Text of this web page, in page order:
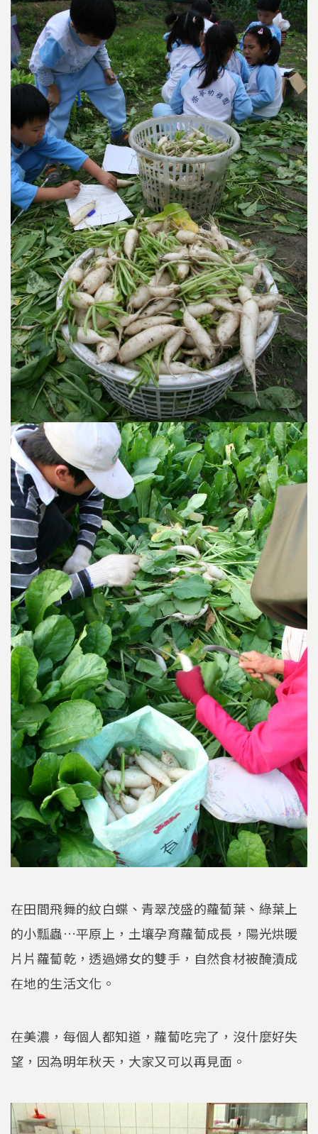
在田間飛舞的紋白蝶、青翠茂盛的蘿蔔葉、綠葉上
的小瓢蟲…平原上，土壤孕育蘿蔔成長，陽光烘暖
片片蘿蔔乾，透過婦女的雙手，自然食材被醃漬成
在地的生活文化。
在美濃，每個人都知道，蘿蔔吃完了，沒什麼好失
望，因為明年秋天，大家又可以再見面。